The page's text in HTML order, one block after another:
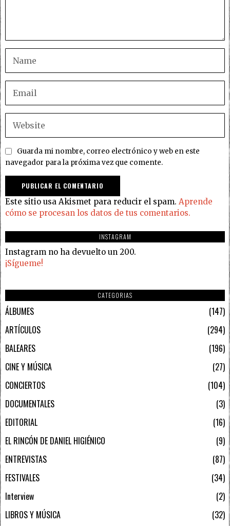
Guarda mi nombre, correo electrónico y web en este
navegador para la próxima vez que comente.
Este sitio usa Akismet para reducir el spam. Aprende
cómo se procesan los datos de tus comentarios.
INSTAGRAM
Instagram no ha devuelto un 200.
¡Sígueme!
CATEGORIAS
ÁLBUMES
147
ARTÍCULOS
294
BALEARES
196
CINE Y MÚSICA
27
CONCIERTOS
104
DOCUMENTALES
3
EDITORIAL
16
EL RINCÓN DE DANIEL HIGIÉNICO
9
ENTREVISTAS
87
FESTIVALES
34
Interview
2
LIBROS Y MÚSICA
32